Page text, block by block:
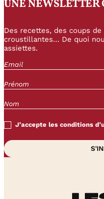
UNE NEWSLETTER
Des recettes, des coups
croustillantes… De quoi
assiettes.
J’accepte les conditions